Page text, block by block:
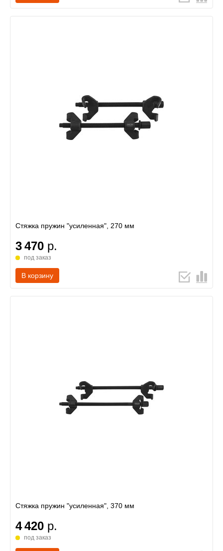
Стяжка пружин "усиленная", 270 мм
3 470 р.
под заказ
В корзину
Стяжка пружин "усиленная", 370 мм
4 420 р.
под заказ